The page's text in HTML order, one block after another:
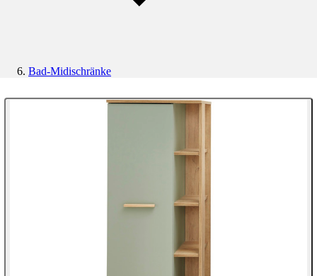
Bad-Midischränke